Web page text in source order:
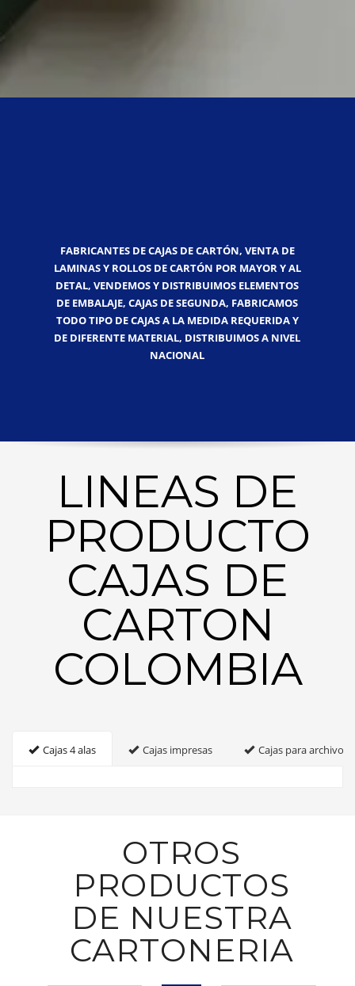
FABRICANTES DE CAJAS DE CARTÓN, VENTA DE
LAMINAS Y ROLLOS DE CARTÓN POR MAYOR Y AL
DETAL, VENDEMOS Y DISTRIBUIMOS ELEMENTOS
DE EMBALAJE, CAJAS DE SEGUNDA, FABRICAMOS
TODO TIPO DE CAJAS A LA MEDIDA REQUERIDA Y
DE DIFERENTE MATERIAL, DISTRIBUIMOS A NIVEL
NACIONAL
LINEAS DE
PRODUCTO
CAJAS DE
CARTON
COLOMBIA
Cajas 4 alas Cajas impresas Cajas para archivo
OTROS
PRODUCTOS
DE NUESTRA
CARTONERIA